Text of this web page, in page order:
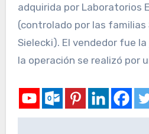
adquirida por Laboratorios
(controlado por las familias
Sielecki). El vendedor fue
la operación se realizó por